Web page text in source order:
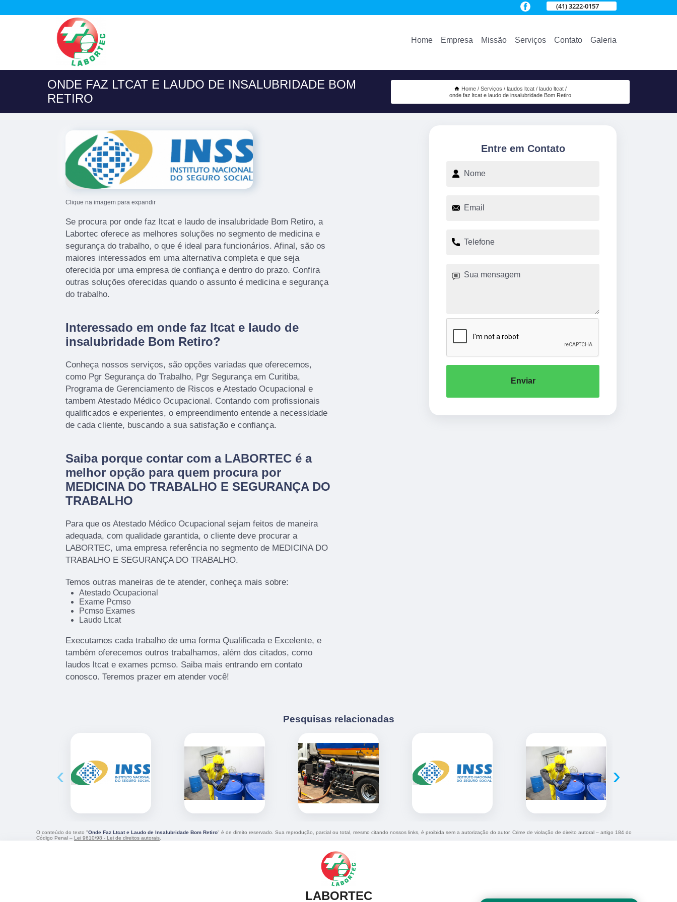
(41) 3222-0157
Home Empresa Missão Serviços Contato Galeria
ONDE FAZ LTCAT E LAUDO DE INSALUBRIDADE BOM
RETIRO
Home Serviços laudos ltcat
laudo ltcat
onde faz ltcat e laudo de insalubridade Bom Retiro
Clique na imagem para expandir
Se procura por onde faz ltcat e laudo de insalubridade Bom Retiro, a
Labortec oferece as melhores soluções no segmento de medicina e
segurança do trabalho, o que é ideal para funcionários. Afinal, são os
maiores interessados em uma alternativa completa e que seja
oferecida por uma empresa de confiança e dentro do prazo. Confira
outras soluções oferecidas quando o assunto é medicina e segurança
do trabalho.
Interessado em onde faz ltcat e laudo de
insalubridade Bom Retiro?
Conheça nossos serviços, são opções variadas que oferecemos,
como Pgr Segurança do Trabalho, Pgr Segurança em Curitiba,
Programa de Gerenciamento de Riscos e Atestado Ocupacional e
tambem Atestado Médico Ocupacional. Contando com profissionais
qualificados e experientes, o empreendimento entende a necessidade
de cada cliente, buscando a sua satisfação e confiança.
Saiba porque contar com a LABORTEC é a
melhor opção para quem procura por
MEDICINA DO TRABALHO E SEGURANÇA DO
TRABALHO
Para que os Atestado Médico Ocupacional sejam feitos de maneira
adequada, com qualidade garantida, o cliente deve procurar a
LABORTEC, uma empresa referência no segmento de MEDICINA DO
TRABALHO E SEGURANÇA DO TRABALHO.
Temos outras maneiras de te atender, conheça mais sobre:
Atestado Ocupacional
Exame Pcmso
Pcmso Exames
Laudo Ltcat
Executamos cada trabalho de uma forma Qualificada e Excelente, e
também oferecemos outros trabalhamos, além dos citados, como
laudos ltcat e exames pcmso. Saiba mais entrando em contato
conosco. Teremos prazer em atender você!
Entre em Contato
Enviar
Pesquisas relacionadas
‹ ›
O conteúdo do texto "Onde Faz Ltcat e Laudo de Insalubridade Bom Retiro" é de direito reservado. Sua reprodução, parcial ou total, mesmo citando nossos links, é proibida sem a autorização do autor. Crime de violação de direito autoral – artigo 184 do
Código Penal – Lei 9610/98 - Lei de direitos autorais
LABORTEC